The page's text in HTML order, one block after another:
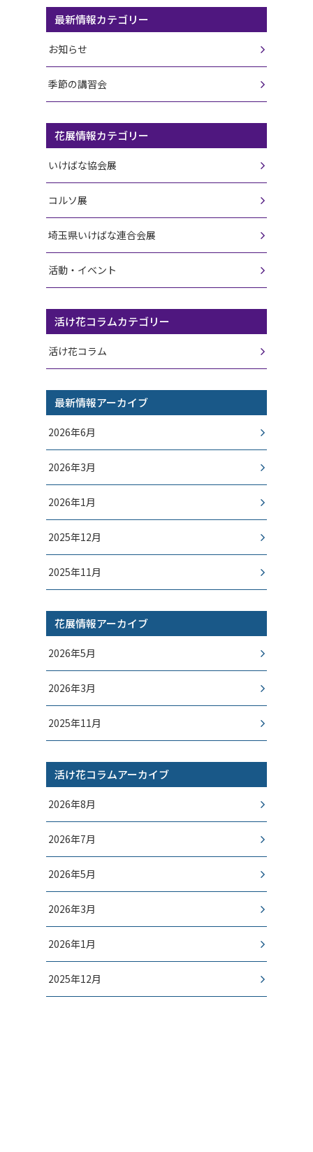
最新情報カテゴリー
お知らせ
季節の講習会
花展情報カテゴリー
いけばな協会展
コルソ展
埼玉県いけばな連合会展
活動・イベント
活け花コラムカテゴリー
活け花コラム
最新情報アーカイブ
2026年6月
2026年3月
2026年1月
2025年12月
2025年11月
花展情報アーカイブ
2026年5月
2026年3月
2025年11月
活け花コラムアーカイブ
2026年8月
2026年7月
2026年5月
2026年3月
2026年1月
2025年12月